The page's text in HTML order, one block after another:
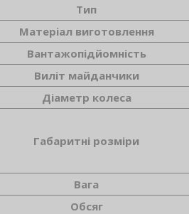
Тип
Матеріал виготовлення
Вантажопідйомність
Виліт майданчики
Діаметр колеса
Габаритні розміри
Вага
Обсяг